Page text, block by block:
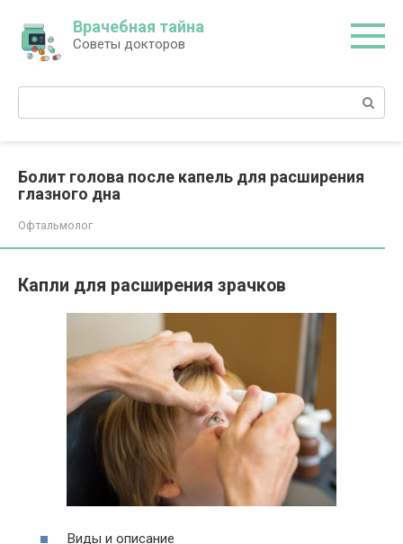
контенту
Врачебная тайна
Советы докторов
Поиск:
Болит голова после капель для расширения
глазного дна
Офтальмолог
Капли для расширения зрачков
Виды и описание